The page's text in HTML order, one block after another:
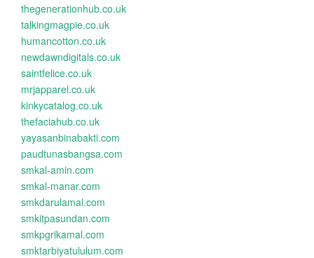
thegenerationhub.co.uk
talkingmagpie.co.uk
humancotton.co.uk
newdawndigitals.co.uk
saintfelice.co.uk
mrjapparel.co.uk
kinkycatalog.co.uk
thefaciahub.co.uk
yayasanbinabakti.com
paudtunasbangsa.com
smkal-amin.com
smkal-manar.com
smkdarulamal.com
smkitpasundan.com
smkpgrikamal.com
smktarbiyatululum.com